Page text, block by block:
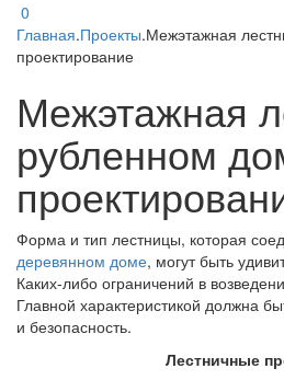
0
Главная.Проекты.Межэтажная
проектирование
Межэтажная
рубленном
Форма и тип лестницы, которая
деревянном доме, могут быть
Каких-либо ограничений в
Главной характеристикой должна
и безопасность.
Лестничные